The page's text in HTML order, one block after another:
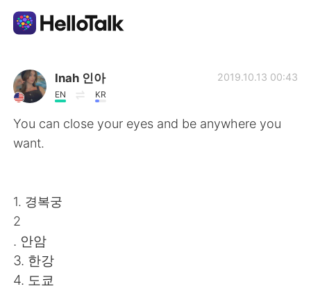
Приложение для Языкового Обмена
AI Grammar Checker
Русский
English
繁體中文
العربية
Inah 인아
EN KR
2019.10.13 00:43
You can close your eyes and be anywhere you
want.
1. 경복궁
2
. 안암
3. 한강
4. 도쿄